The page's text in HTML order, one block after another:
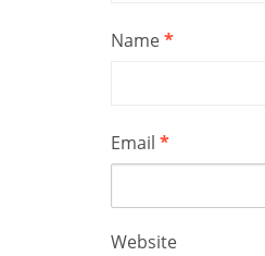
Name*
Email *
Website